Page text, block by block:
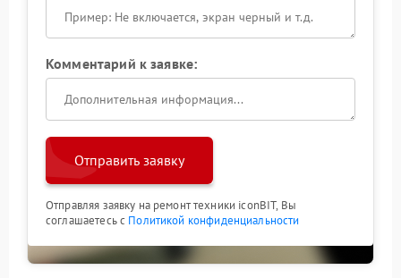
Комментарий к заявке:
Отправить заявку
Отправляя заявку на ремонт техники iconBIT, Вы
соглашаетесь с Политикой конфиденциальности